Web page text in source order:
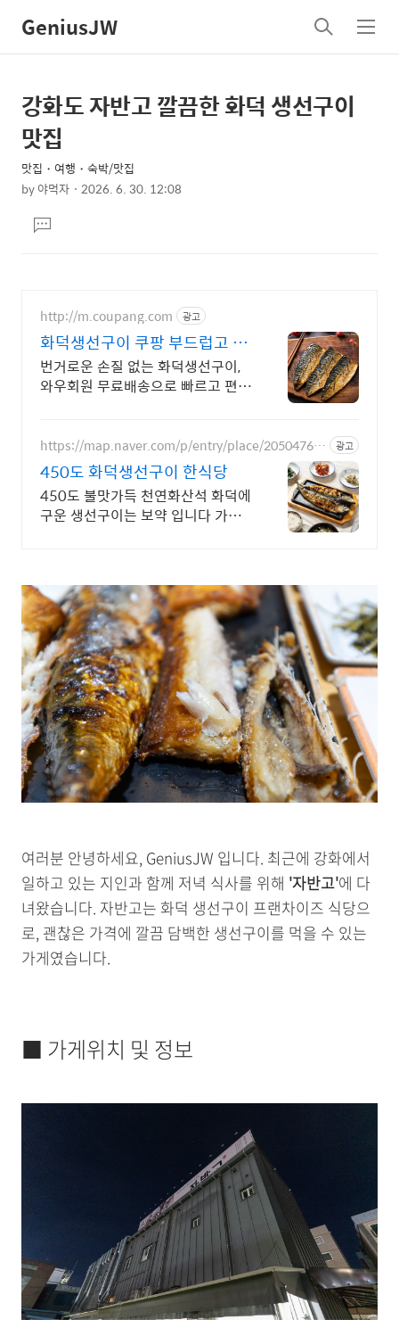
GeniusJW
검
색
메
뉴
상
세
컨
텐
본
문
제
목
강화도 자반고 깔끔한 화덕 생선구이
맛집
맛집・여행・숙박/맛집
by야먹자 2026. 6. 30. 12:08
문댓
글
http://m.coupang.com 광고
화덕생선구이 쿠팡 부드럽고 쫄
깃한 식감
번거로운 손질 없는 화덕생선구이,
와우회원 무료배송으로 빠르고 편리
https://map.naver.com/p/entry/place/20504765 광고
450도 화덕생선구이 한식당
450도 불맛가득 천연화산석 화덕에
구운 생선구이는 보약 입니다 가족
여러분 안녕하세요, GeniusJW 입니다. 최근에 강화에서
일하고 있는 지인과 함께 저녁 식사를 위해 '자반고'에 다
녀왔습니다. 자반고는 화덕 생선구이 프랜차이즈 식당으
로, 괜찮은 가격에 깔끔 담백한 생선구이를 먹을 수 있는
가게였습니다.
■ 가게위치 및 정보